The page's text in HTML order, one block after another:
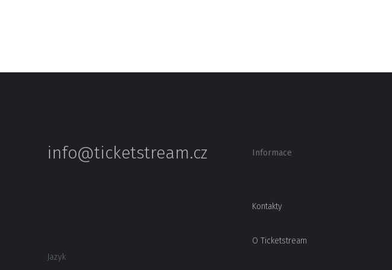
info@ticketstream.cz
Jazyk
Informace
Kontakty
O Ticketstream